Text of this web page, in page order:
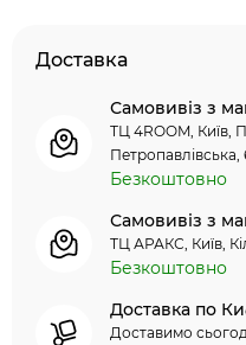
Доставка
Самовивіз з
ТЦ 4ROOM, Київ,
Петропавлівська,
Безкоштовно
Самовивіз з
ТЦ АРАКС, Київ,
Безкоштовно
Доставка по
Доставимо